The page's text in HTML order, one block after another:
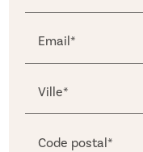
Email*
Ville*
Code postal*